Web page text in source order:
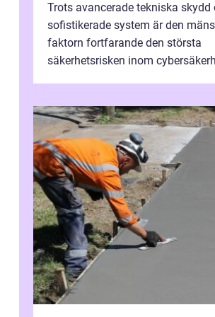
Trots avancerade tekniska skydd
sofistikerade system är den
faktorn fortfarande den största
säkerhetsrisken inom